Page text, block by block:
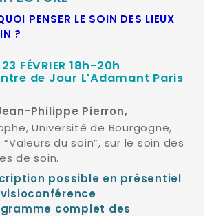
PENSER LE SOIN DES LIEUX
?
23 FÉVRIER 18h-20h
de Jour L'Adamant Paris
Philippe Pierron,
Université de Bourgogne,
du soin”, sur le soin des
de soin.
possible en présentiel
complet des